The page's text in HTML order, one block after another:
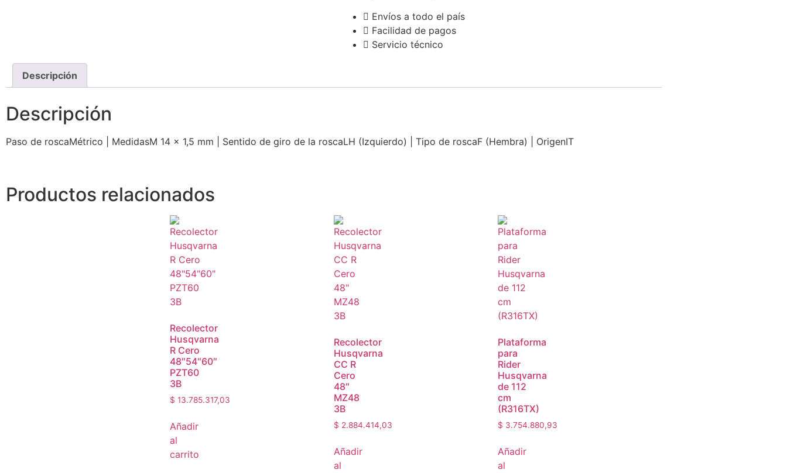
Envíos a todo el país
Facilidad de pagos
Servicio técnico
Descripción
Descripción
Paso de roscaMétrico | MedidasM 14 x 1,5 mm | Sentido de giro de la roscaLH (Izquierdo) | Tipo de roscaF (Hembra) | OrigenIT
Productos relacionados
Recolector
Husqvarna
R Cero
48″54″60″
PZT60
3B
$ 13.785.317,03
Añadir
al
carrito
Recolector
Husqvarna
CC R
Cero
48″
MZ48
3B
$ 2.884.414,03
Añadir
al
Plataforma
para
Rider
Husqvarna
de 112
cm
(R316TX)
$ 3.754.880,93
Añadir
al